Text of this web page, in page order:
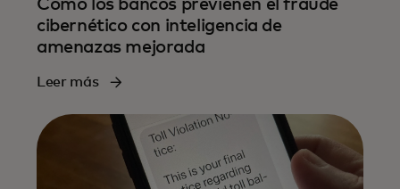
Cómo los bancos previenen el fraude
cibernético con inteligencia de
amenazas mejorada
Leer más